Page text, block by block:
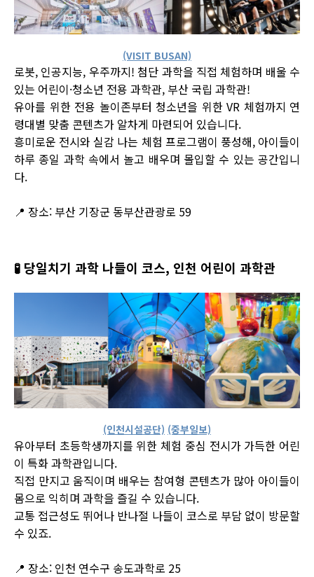
(VISIT BUSAN)
로봇, 인공지능, 우주까지! 첨단 과학을 직접 체험하며 배울 수
있는 어린이·청소년 전용 과학관, 부산 국립 과학관!
유아를 위한 전용 놀이존부터 청소년을 위한 VR 체험까지 연
령대별 맞춤 콘텐츠가 알차게 마련되어 있습니다.
흥미로운 전시와 실감 나는 체험 프로그램이 풍성해, 아이들이
하루 종일 과학 속에서 놀고 배우며 몰입할 수 있는 공간입니
다.
📍 장소: 부산 기장군 동부산관광로 59
🧪 당일치기 과학 나들이 코스, 인천 어린이 과학관
(인천시설공단) (중부일보)
유아부터 초등학생까지를 위한 체험 중심 전시가 가득한 어린
이 특화 과학관입니다.
직접 만지고 움직이며 배우는 참여형 콘텐츠가 많아 아이들이
몸으로 익히며 과학을 즐길 수 있습니다.
교통 접근성도 뛰어나 반나절 나들이 코스로 부담 없이 방문할
수 있죠.
📍 장소: 인천 연수구 송도과학로 25